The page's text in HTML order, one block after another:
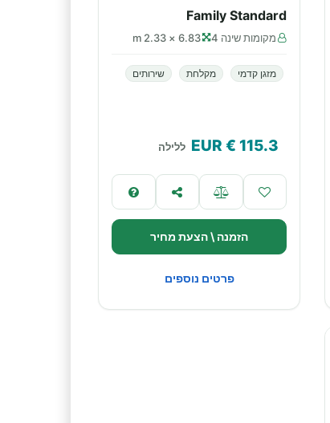
Family Standard
מקומות שינה 4 6.83 × 2.33 m
מזגן קדמי מקלחת שירותים
115.3
€ EUR ללילה
הזמנה \ הצעת מחיר
פרטים נוספים